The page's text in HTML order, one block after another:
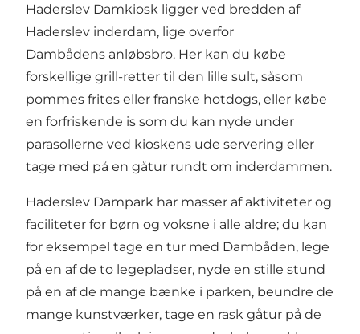
Haderslev Damkiosk ligger ved bredden af
Haderslev inderdam, lige overfor
Dambådens anløbsbro. Her kan du købe
forskellige grill-retter til den lille sult, såsom
pommes frites eller franske hotdogs, eller købe
en forfriskende is som du kan nyde under
parasollerne ved kioskens ude servering eller
tage med på en gåtur rundt om inderdammen.
Haderslev Dampark har masser af aktiviteter og
faciliteter for børn og voksne i alle aldre; du kan
for eksempel tage en tur med Dambåden, lege
på en af de to legepladser, nyde en stille stund
på en af de mange bænke i parken, beundre de
mange kunstværker, tage en rask gåtur på de